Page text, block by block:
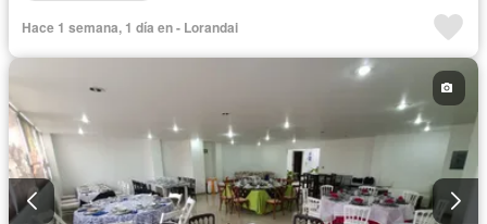
Hace 1 semana, 1 día en - Lorandai